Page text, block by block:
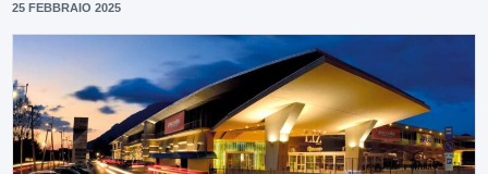
25 FEBBRAIO 2025